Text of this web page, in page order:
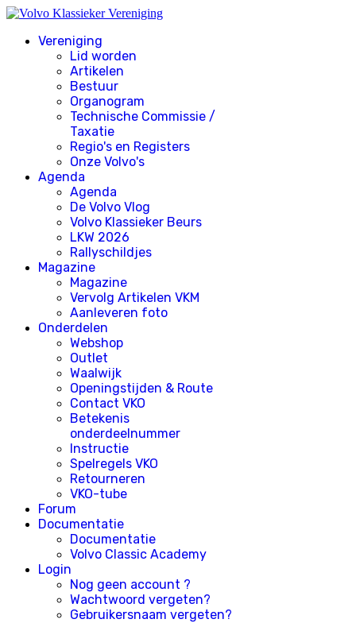
Vereniging
Lid worden
Artikelen
Bestuur
Organogram
Technische Commissie /
Taxatie
Regio's en Registers
Onze Volvo's
Agenda
Agenda
De Volvo Vlog
Volvo Klassieker Beurs
LKW 2026
Rallyschildjes
Magazine
Magazine
Vervolg Artikelen VKM
Aanleveren foto
Onderdelen
Webshop
Outlet
Waalwijk
Openingstijden & Route
Contact VKO
Betekenis
onderdeelnummer
Instructie
Spelregels VKO
Retourneren
VKO-tube
Forum
Documentatie
Documentatie
Volvo Classic Academy
Login
Nog geen account ?
Wachtwoord vergeten?
Gebruikersnaam vergeten?